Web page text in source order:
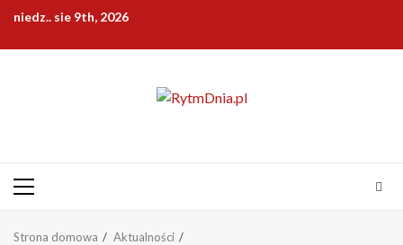
Przejdź
treści
niedz.. sie 9th, 2026
Menu
Strona domowa
Aktualności